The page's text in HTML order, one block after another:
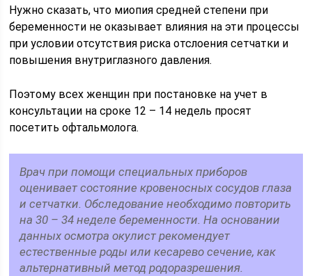
Нужно сказать, что миопия средней степени при
беременности не оказывает влияния на эти процессы
при условии отсутствия риска отслоения сетчатки и
повышения внутриглазного давления.
Поэтому всех женщин при постановке на учет в
консультации на сроке 12 – 14 недель просят
посетить офтальмолога.
Врач при помощи специальных приборов
оценивает состояние кровеносных сосудов глаза
и сетчатки. Обследование необходимо повторить
на 30 – 34 неделе беременности. На основании
данных осмотра окулист рекомендует
естественные роды или кесарево сечение, как
альтернативный метод родоразрешения.